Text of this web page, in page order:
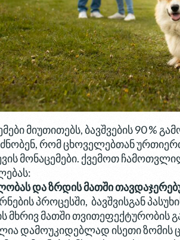
მიუთითებს, ბავშვების 90 %
რომ ცხოველებთან
მონაცემები. ქვემოთ
და ზრდის მათში
პროცესში, ბავშვისგან
მხრივ მათში
დამოუკიდებლად ისეთი